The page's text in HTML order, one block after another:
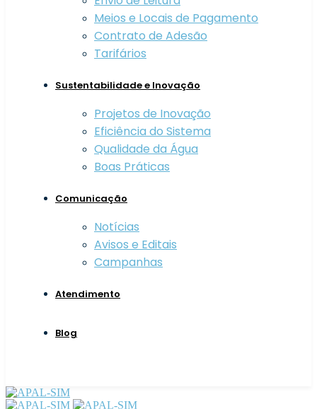
Meios e Locais de Pagamento
Contrato de Adesão
Tarifários
Sustentabilidade e Inovação
Projetos de Inovação
Eficiência do Sistema
Qualidade da Água
Boas Práticas
Comunicação
Notícias
Avisos e Editais
Campanhas
Atendimento
Blog